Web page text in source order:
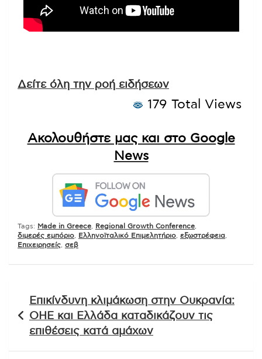
Δείτε όλη την ροή ειδήσεων
179 Total Views
Ακολουθήστε μας και στο Google
News
Tags: Made in Greece Regional Growth Conference
διμερές εμπόριο
Ελληνοϊταλικό Επιμελητήριο εξωστρέφεια
Επιχειρησείς σεβ
άρθρων
Επικίνδυνη κλιμάκωση στην Ουκρανία:
ΟΗΕ και Ελλάδα καταδικάζουν τις
επιθέσεις κατά αμάχων